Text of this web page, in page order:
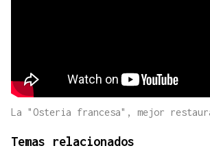
La "Osteria francesa", mejor
Temas relacionados